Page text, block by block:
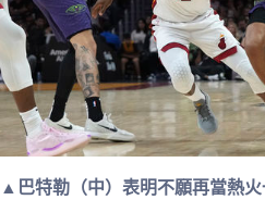
▲巴特勒（中）表明不願再當熱